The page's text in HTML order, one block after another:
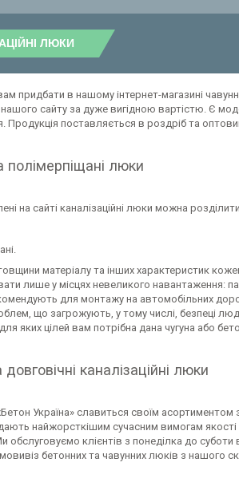
ЛЮКИ
придбати в нашому інтернет-магазині
сайту за дуже вигідною вартістю. Є
Продукція поставляється в роздріб та
полімерпіщані люки
на сайті каналізаційні люки можна розділити
матеріалу та інших характеристик
лише у місцях невеликого навантаження:
для монтажу на автомобільних
що загрожують, у тому числі, безпеці
яких цілей вам потрібна дана чугуна або
довговічні каналізаційні люки
Україна» славиться своїм асортиментом
найжорсткішим сучасним вимогам
обслуговуємо клієнтів з понеділка до
бетонних та чавунних люків з нашого